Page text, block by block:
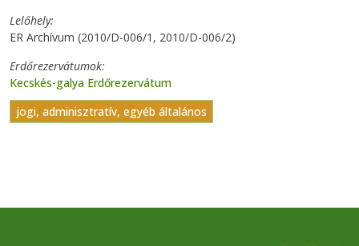
Lelőhely
ER Archívum (2010/D-006/1, 2010/D-006/2)
Erdőrezervátumok
Kecskés-galya Erdőrezervátum
jogi, adminisztratív, egyéb általános